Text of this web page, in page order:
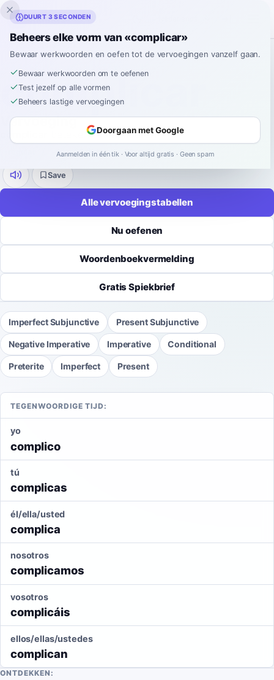
Inklingo
Home›Spaans›Werkwoordvervoegingen›complicar
complicar
Vervoeging
betekent compliceren.
ar 9 tijden 52 vormen
Save
Alle vervoegingstabellen
Nu oefenen
Woordenboekvermelding
Gratis Spiekbrief
Imperfect Subjunctive Present Subjunctive
Negative Imperative Imperative Conditional
Preterite Imperfect Present
TEGENWOORDIGE TIJD:
yo
complico
tú
complicas
él/ella/usted
complica
nosotros
complicamos
vosotros
complicáis
ellos/ellas/ustedes
complican
ONTDEKKEN:
DUURT 3 SECONDEN
Beheers elke vorm van «complicar»
Bewaar werkwoorden en oefen tot de vervoegingen vanzelf gaan.
Bewaar werkwoorden om te oefenen
Test jezelf op alle vormen
Beheers lastige vervoegingen
Doorgaan met Google
Aanmelden in één tik · Voor altijd gratis · Geen spam